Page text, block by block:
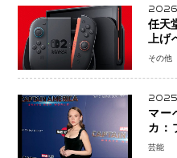
任天
上げ
ッチ
その他
マー
カ：
新ブ
芸能